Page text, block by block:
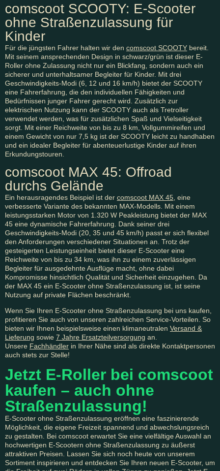
comscoot SCOOTY: E-Scooter
ohne Straßenzulassung für
Kinder
Für die jüngsten Fahrer halten wir den comscoot SCOOTY bereit.
Mit seinem ansprechenden Design in schwarz/grün ist dieser E-
Roller ohne Zulassung nicht nur ein Blickfang, sondern auch ein
sicherer und unterhaltsamer Begleiter für Kinder. Mit drei
Geschwindigkeits-Modi (6, 12 und 16 km/h) bietet der SCOOTY
eine Fahrerfahrung, die den individuellen Fähigkeiten und
Bedürfnissen junger Fahrer gerecht wird. Zusätzlich zur
elektrischen Nutzung kann der SCOOTY auch als Tretroller
verwendet werden, was für zusätzlichen Spaß und Vielseitigkeit
sorgt. Mit einer Reichweite von bis zu 8 km, Vollgummireifen und
einem Gewicht von nur 7,5 kg ist der SCOOTY leicht zu handhaben
und ein idealer Begleiter für abenteuerlustige Kinder auf ihren
Erkundungstouren.
comscoot MAX 45: Offroad
durchs Gelände
Ein herausragendes Beispiel ist der comscoot MAX 45 , eine
verbesserte Variante des bekannten MAX-Modells. Mit einem
leistungsstarken Motor von 1.320 W Peakleistung bietet der MAX
45 eine dynamische Fahrerfahrung. Dank seiner drei
Geschwindigkeits-Modi (20, 35 und 45 km/h) passt er sich flexibel
den Anforderungen verschiedener Situationen an. Trotz der
gesteigerten Leistungseinheit bietet dieser E-Scooter eine
Reichweite von bis zu 34 km, was ihn zu einem zuverlässigen
Begleiter für ausgedehnte Ausflüge macht, ohne dabei
Kompromisse hinsichtlich Qualität und Sicherheit einzugehen. Da
der MAX 45 ein E-Scooter ohne Straßenzulassung ist, ist seine
Nutzung auf private Flächen beschränkt.
Wenn Sie Ihren E-Scooter ohne Straßenzulassung bei uns kaufen,
profitieren Sie auch von unseren zahlreichen Service-Vorteilen. So
bieten wir Ihnen beispielsweise einen klimaneutralen Versand &
Lieferung sowie 7 Jahre Ersatzteilversorgung an.
Unsere Fachhändler in Ihrer Nähe sind als direkte Kontaktpersonen
auch stets zur Stelle!
Jetzt E-Roller bei comscoot
kaufen – auch ohne
Straßenzulassung!
E-Scooter ohne Straßenzulassung eröffnen eine faszinierende
Möglichkeit, die eigene Freizeit spannend und abwechslungsreich
zu gestalten. Bei comscoot erwartet Sie eine vielfältige Auswahl an
hochwertigen E-Scootern ohne Straßenzulassung zu äußerst
attraktiven Preisen. Lassen Sie sich noch heute von unserem
Sortiment inspirieren und entdecken Sie Ihren neuen E-Scooter, um